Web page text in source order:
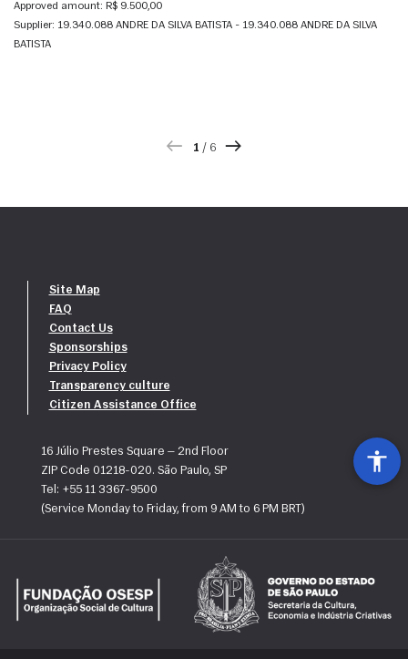
Approved amount: R$ 9.500,00
Supplier: 19.340.088 ANDRE DA SILVA BATISTA - 19.340.088 ANDRE DA SILVA
BATISTA
1 / 6
Site Map
FAQ
Contact Us
Sponsorships
Privacy Policy
Transparency culture
Citizen Assistance Office
16 Júlio Prestes Square — 2nd Floor
ZIP Code 01218-020. São Paulo, SP
Tel: +55 11 3367-9500
(Service Monday to Friday, from 9 AM to 6 PM BRT)